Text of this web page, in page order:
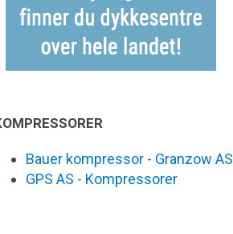
Bauer kompressor - Granzow AS
GPS AS - Kompressorer